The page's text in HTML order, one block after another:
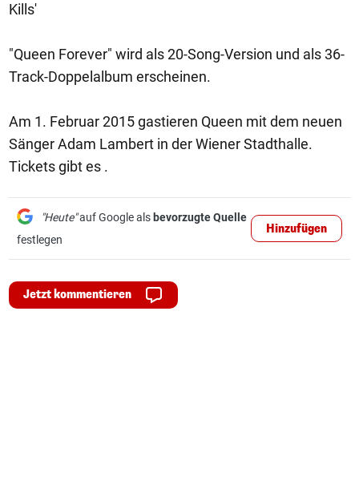
Kills'
"Queen Forever" wird als 20-Song-Version und als 36-
Track-Doppelalbum erscheinen.
Am 1. Februar 2015 gastieren Queen mit dem neuen
Sänger Adam Lambert in der Wiener Stadthalle.
Tickets gibt es .
"Heute"auf Google als bevorzugte Quelle
festlegen
Hinzufügen
Jetzt kommentieren